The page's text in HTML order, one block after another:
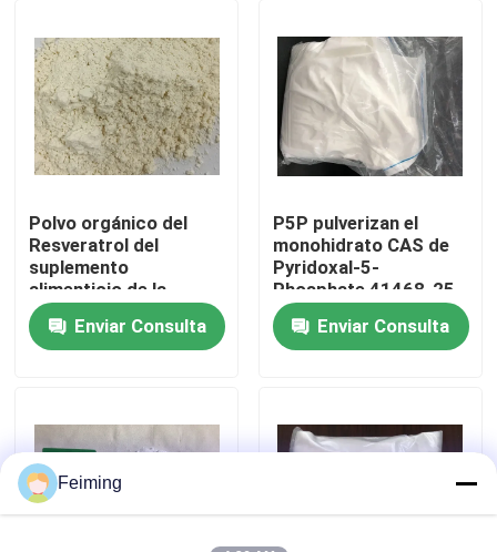
Vídeos
Sobre nosotros
Control de calidad
Éntrenos en contacto con
Monómero del Polyimide
en productos
farmacéuticos,
alimentos y productos
químicos diarios.
Polvo orgánico del
Resveratrol del
suplemento
alimenticio de la
comida de CAS 501-
36-0 Enviar Consulta
P5P pulverizan el
monohidrato CAS de
Pyridoxal-5-
Phosphate 41468-25-
1 C8H12NO7P
Enviar Consulta
Feiming